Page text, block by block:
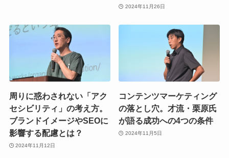
2024年11月26日
周りに惑わされない「アク
セシビリティ」の考え方。
ブランドイメージやSEOに
影響する配慮とは？
2024年11月12日
コンテンツマーケティング
の落とし穴。才流・栗原氏
が語る成功への4つの条件
2024年11月5日